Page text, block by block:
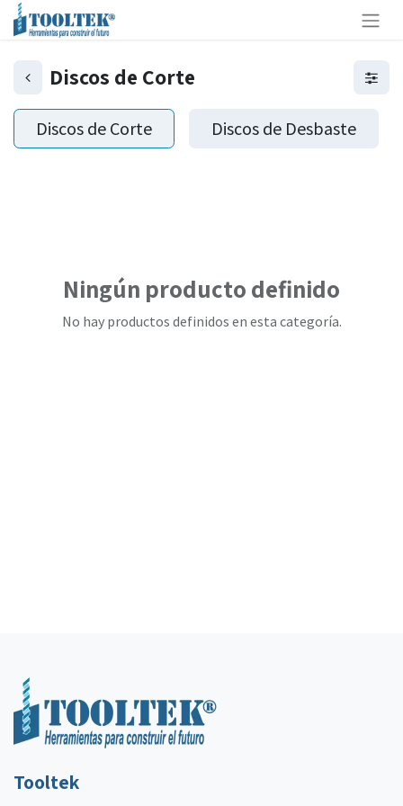
Discos de Corte
Discos de Corte Discos de Desbaste
Ningún producto definido
No hay productos definidos en esta categoría.
Tooltek